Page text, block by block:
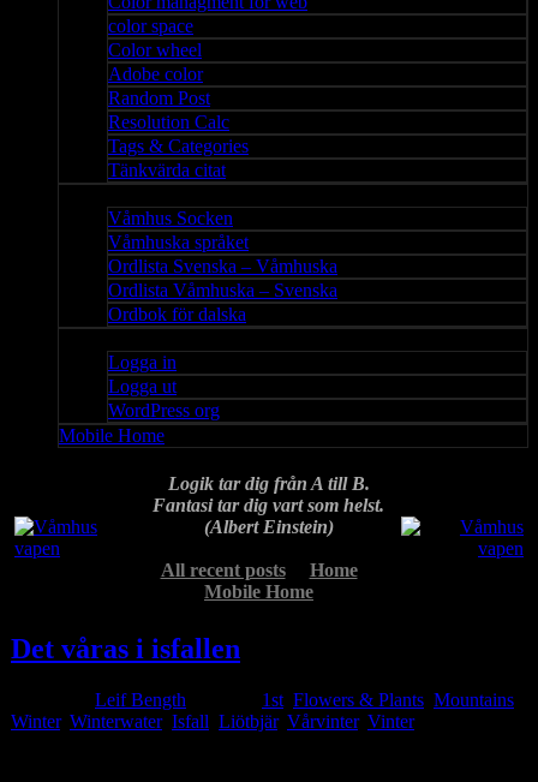
color space
Color wheel
Adobe color
Random Post
Resolution Calc
Tags & Categories
Tänkvärda citat
Våmhus Socken
Våmhuska språket
Ordlista Svenska – Våmhuska
Ordlista Våmhuska – Svenska
Ordbok för dalska
Logga in
Logga ut
WordPress org
Mobile Home
Logik tar dig från A till B.
Fantasi tar dig vart som helst.
(Albert Einstein)
All recent posts
Home
Mobile Home
Det våras i isfallen
Leif Bength 1st Flowers & Plants Mountains
Winter, Winterwater Isfall Liötbjär, Vårvinter, Vinter